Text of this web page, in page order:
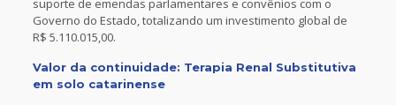
suporte de emendas parlamentares e convênios com o
Governo do Estado, totalizando um investimento global de
R$ 5.110.015,00.
Valor da continuidade: Terapia Renal Substitutiva
em solo catarinense